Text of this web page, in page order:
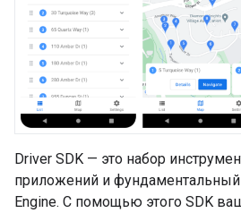
Driver SDK — это набор
приложений и
Engine. С помощью этого SDK